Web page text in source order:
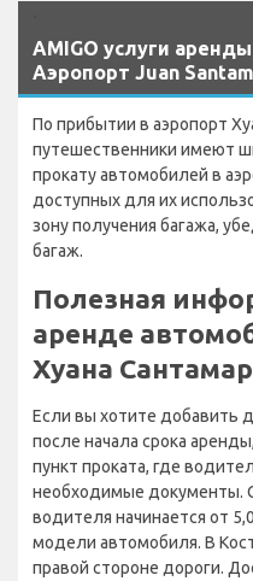
AMIGO услуги
Аэропорт Juan
По прибытии в аэропорт
путешественники имеют
прокату автомобилей в
доступных для их
зону получения багажа,
багаж.
Полезная
аренде
Хуана
Если вы хотите добавить
после начала срока
пункт проката, где
необходимые документы.
водителя начинается от
модели автомобиля. В
правой стороне дороги.